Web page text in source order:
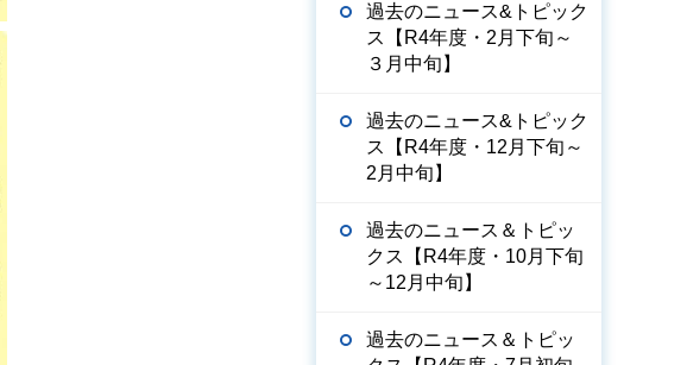
過去のニュース&トピック
ス【R4年度・2月下旬～
３月中旬】
過去のニュース&トピック
ス【R4年度・12月下旬～
2月中旬】
過去のニュース＆トピッ
クス【R4年度・10月下旬
～12月中旬】
過去のニュース＆トピッ